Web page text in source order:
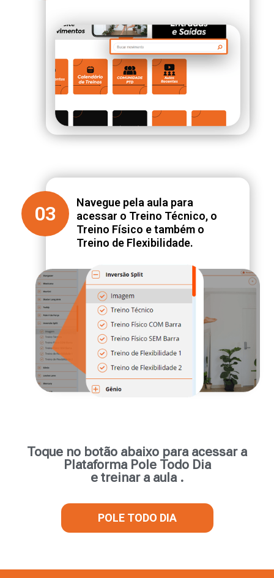
03
Navegue pela aula para
acessar o Treino Técnico, o
Treino Físico e também o
Treino de Flexibilidade.
Toque no botão abaixo para acessar a
Plataforma Pole Todo Dia
e treinar a aula .
POLE TODO DIA